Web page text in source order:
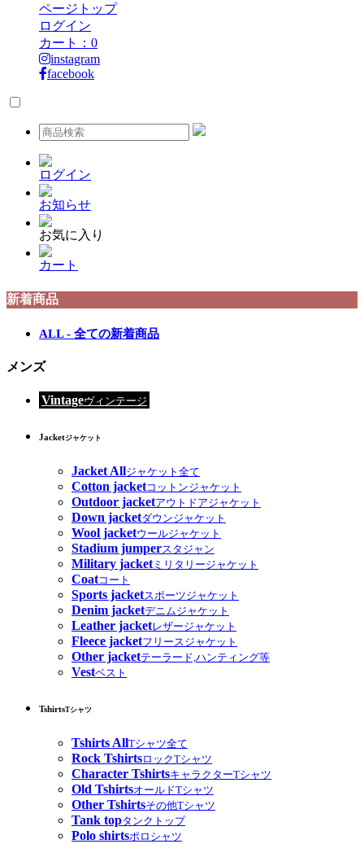
ページトップ
ログイン
カート： 0
instagram
facebook
ログイン
お知らせ
お気に入り
カート
新着商品
ALL - 全ての新着商品
メンズ
Vintageヴィンテージ
Jacketジャケット
Jacket Allジャケット全て
Cotton jacketコットンジャケット
Outdoor jacketアウトドアジャケット
Down jacketダウンジャケット
Wool jacketウールジャケット
Stadium jumperスタジャン
Military jacketミリタリージャケット
Coatコート
Sports jacketスポーツジャケット
Denim jacketデニムジャケット
Leather jacketレザージャケット
Fleece jacketフリースジャケット
Other jacketテーラード,ハンティング等
Vestベスト
TshirtsTシャツ
Tshirts AllTシャツ全て
Rock TshirtsロックTシャツ
Character TshirtsキャラクターTシャツ
Old TshirtsオールドTシャツ
Other Tshirtsその他Tシャツ
Tank topタンクトップ
Polo shirtsポロシャツ